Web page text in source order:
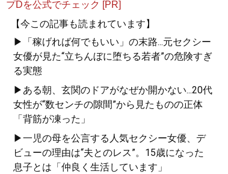
プDを公式でチェック [PR]
【今この記事も読まれています】
▶「稼げれば何でもいい」の末路...元セクシー
女優が見た“立ちんぼに堕ちる若者”の危険すぎ
る実態
▶ある朝、玄関のドアがなぜか開かない...20代
女性が“数センチの隙間”から見たものの正体
「背筋が凍った」
▶一児の母を公言する人気セクシー女優、デ
ビューの理由は“夫とのレス”。15歳になった
息子とは「仲良く生活しています」